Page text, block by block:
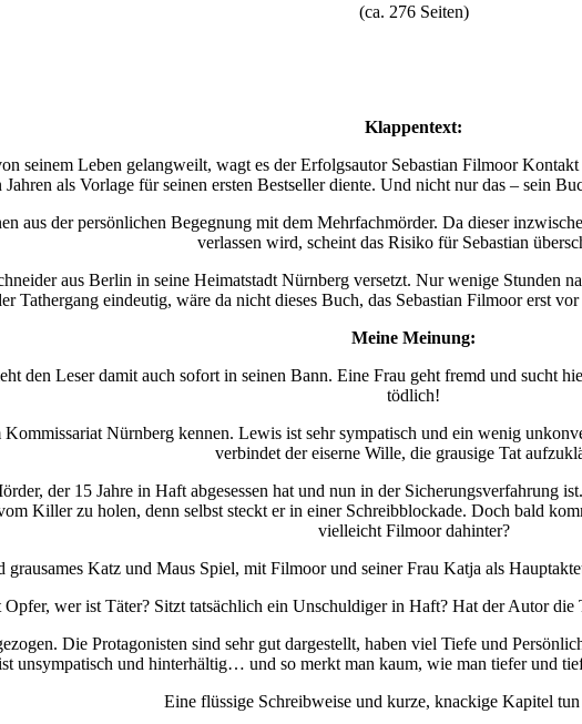
(ca. 276 Seiten)
Klappentext:
seinem Leben gelangweilt, wagt es der Erfolgsautor Sebastian Filmoor
als Vorlage für seinen ersten Bestseller diente. Und nicht nur das – sein
aus der persönlichen Begegnung mit dem Mehrfachmörder. Da dieser
verlassen wird, scheint das Risiko für Sebastian
aus Berlin in seine Heimatstadt Nürnberg versetzt. Nur wenige Stunden
Tathergang eindeutig, wäre da nicht dieses Buch, das Sebastian Filmoor erst
Meine Meinung:
den Leser damit auch sofort in seinen Bann. Eine Frau geht fremd und sucht
tödlich!
Nürnberg kennen. Lewis ist sehr sympatisch und ein wenig
verbindet der eiserne Wille, die grausige Tat
der 15 Jahre in Haft abgesessen hat und nun in der Sicherungsverfahrung
Killer zu holen, denn selbst steckt er in einer Schreibblockade. Doch bald
vielleicht Filmoor dahinter?
grausames Katz und Maus Spiel, mit Filmoor und seiner Frau Katja als
wer ist Täter? Sitzt tatsächlich ein Unschuldiger in Haft? Hat der Autor
Die Protagonisten sind sehr gut dargestellt, haben viel Tiefe und
unsympatisch und hinterhältig… und so merkt man kaum, wie man tiefer und
Eine flüssige Schreibweise und kurze, knackige Kapitel